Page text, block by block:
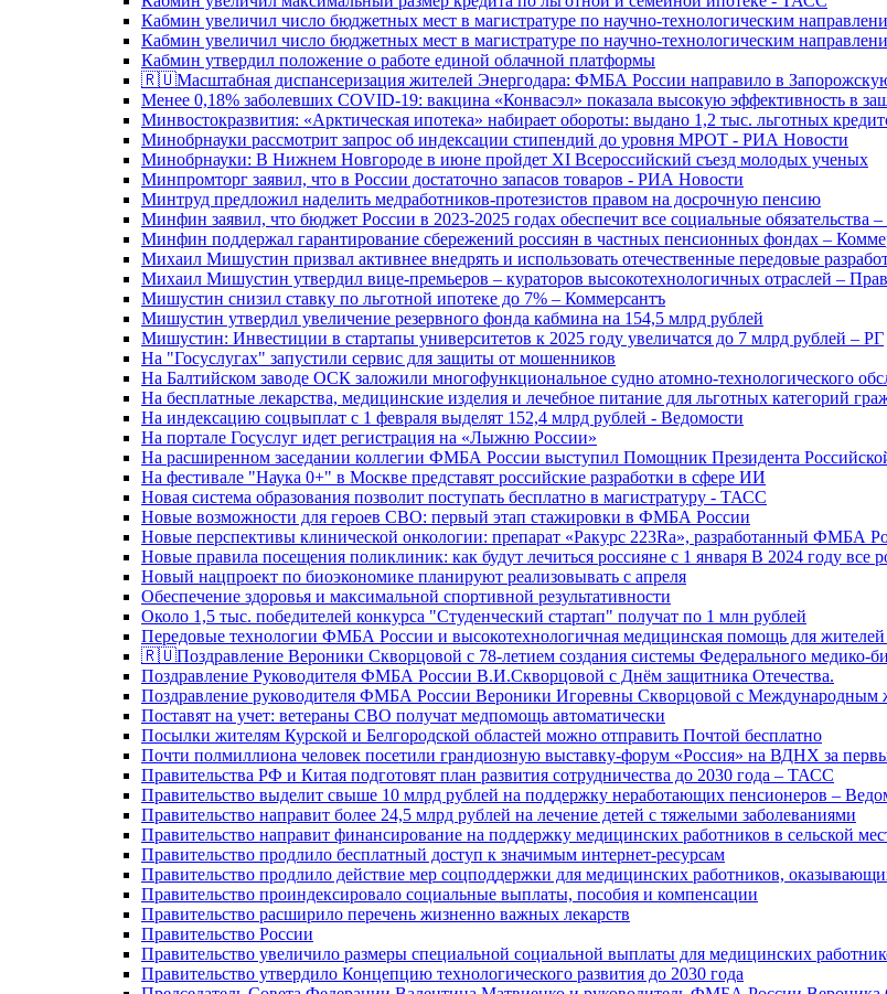
Кабмин увеличил число бюджетных мест в магистратуре по научно-технологическим
Кабмин увеличил число бюджетных мест в магистратуре по научно-технологическим
Кабмин утвердил положение о работе единой облачной платформы
🇷🇺Масштабная диспансеризация жителей Энергодара: ФМБА России направило в
Менее 0,18% заболевших COVID-19: вакцина «Конвасэл» показала высокую эффективность в
Минвостокразвития: «Арктическая ипотека» набирает обороты: выдано 1,2 тыс. льготных
Минобрнауки рассмотрит запрос об индексации стипендий до уровня МРОТ - РИА Новости
Минобрнауки: В Нижнем Новгороде в июне пройдет XI Всероссийский съезд молодых ученых
Минпромторг заявил, что в России достаточно запасов товаров - РИА Новости
Минтруд предложил наделить медработников-протезистов правом на досрочную пенсию
Минфин заявил, что бюджет России в 2023-2025 годах обеспечит все социальные обязательства
Минфин поддержал гарантирование сбережений россиян в частных пенсионных фондах –
Михаил Мишустин призвал активнее внедрять и использовать отечественные передовые
Михаил Мишустин утвердил вице-премьеров – кураторов высокотехнологичных отраслей –
Мишустин снизил ставку по льготной ипотеке до 7% – Коммерсантъ
Мишустин утвердил увеличение резервного фонда кабмина на 154,5 млрд рублей
Мишустин: Инвестиции в стартапы университетов к 2025 году увеличатся до 7 млрд рублей – РГ
На "Госуслугах" запустили сервис для защиты от мошенников
На Балтийском заводе ОСК заложили многофункциональное судно атомно-технологического
На бесплатные лекарства, медицинские изделия и лечебное питание для льготных категорий
На индексацию соцвыплат с 1 февраля выделят 152,4 млрд рублей - Ведомости
На портале Госуслуг идет регистрация на «Лыжню России»
На расширенном заседании коллегии ФМБА России выступил Помощник Президента
На фестивале "Наука 0+" в Москве представят российские разработки в сфере ИИ
Новая система образования позволит поступать бесплатно в магистратуру - ТАСС
Новые возможности для героев СВО: первый этап стажировки в ФМБА России
Новые перспективы клинической онкологии: препарат «Ракурс 223Ra», разработанный ФМБА
Новые правила посещения поликлиник: как будут лечиться россияне с 1 января В 2024 году все
Новый нацпроект по биоэкономике планируют реализовывать с апреля
Обеспечение здоровья и максимальной спортивной результативности
Около 1,5 тыс. победителей конкурса "Студенческий стартап" получат по 1 млн рублей
Передовые технологии ФМБА России и высокотехнологичная медицинская помощь для
🇷🇺Поздравление Вероники Скворцовой с 78-летием создания системы Федерального медико-
Поздравление Руководителя ФМБА России В.И.Скворцовой с Днём защитника Отечества.
Поздравление руководителя ФМБА России Вероники Игоревны Скворцовой с Международным
Поставят на учет: ветераны СВО получат медпомощь автоматически
Посылки жителям Курской и Белгородской областей можно отправить Почтой бесплатно
Почти полмиллиона человек посетили грандиозную выставку-форум «Россия» на ВДНХ за
Правительства РФ и Китая подготовят план развития сотрудничества до 2030 года – ТАСС
Правительство выделит свыше 10 млрд рублей на поддержку неработающих пенсионеров –
Правительство направит более 24,5 млрд рублей на лечение детей с тяжелыми заболеваниями
Правительство направит финансирование на поддержку медицинских работников в сельской
Правительство продлило бесплатный доступ к значимым интернет-ресурсам
Правительство продлило действие мер соцподдержки для медицинских работников,
Правительство проиндексировало социальные выплаты, пособия и компенсации
Правительство расширило перечень жизненно важных лекарств
Правительство России
Правительство увеличило размеры специальной социальной выплаты для медицинских
Правительство утвердило Концепцию технологического развития до 2030 года